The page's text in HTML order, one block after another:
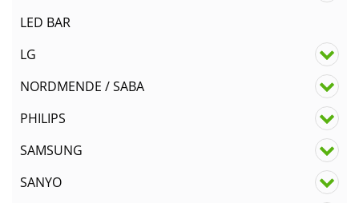
LED BAR
LG
NORDMENDE / SABA
PHILIPS
SAMSUNG
SANYO